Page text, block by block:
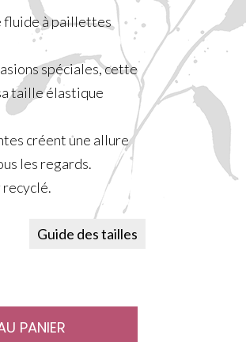
fluide à paillettes
spéciales, cette
taille élastique
créent une allure
les regards.
recyclé.
Guide des tailles
PANIER